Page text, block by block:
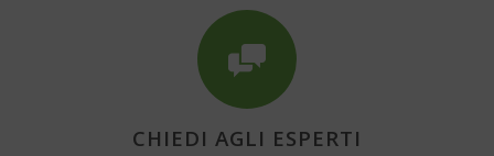
CHIEDI AGLI ESPERTI